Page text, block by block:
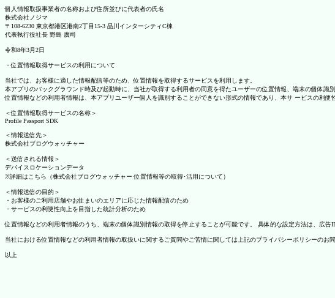
個人情報取扱事業者の名称および住所並びに代表者の氏名
株式会社ノジマ
〒108-6230 東京都港区港南2丁目15-3 品川インターシティC棟
代表執行役社長 野島 廣司
令和8年3月2日
・位置情報取得サービスの利用について
当社では、お客様に適した情報配信等のため、位置情報を取得するサービスを利用します。
本アプリのバックグラウンド時及び起動時に、当社が取得する利用者の同意を得たユーザーの位置情報、端末の個体
位置情報などの利用者情報は、本アプリユーザー個人を識別することができない形式の情報であり、本サ ービスの利
＜位置情報取得サービスの名称＞
Profile Passport SDK
＜情報送信先＞
株式会社ブログウォッチャー
＜送信される情報＞
デバイスロケーションデータ
※詳細はこちら（株式会社ブログウォッチャー 位置情報等の取得･活用について）
＜情報送信の目的＞
・お客様のご利用店舗やお住まいのエリアに応じた情報配信のため
・サービスの利便性向上を目指した統計分析のため
位置情報などの利用者情報のうち、端末の個体識別情報の取得を停止することが可能です。 具体的な設定方法は、広告
当社における位置情報などの利用者情報の取扱いに関するご質問やご苦情に関しては上記のプライバシーポリシーのお
以上